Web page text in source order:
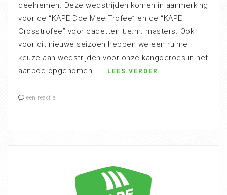
deelnemen. Deze wedstrijden komen in aanmerking
voor de “KAPE Doe Mee Trofee” en de “KAPE
Crosstrofee” voor cadetten t.e.m. masters. Ook
voor dit nieuwe seizoen hebben we een ruime
keuze aan wedstrijden voor onze kangoeroes in het
aanbod opgenomen.
LEES VERDER
een reactie